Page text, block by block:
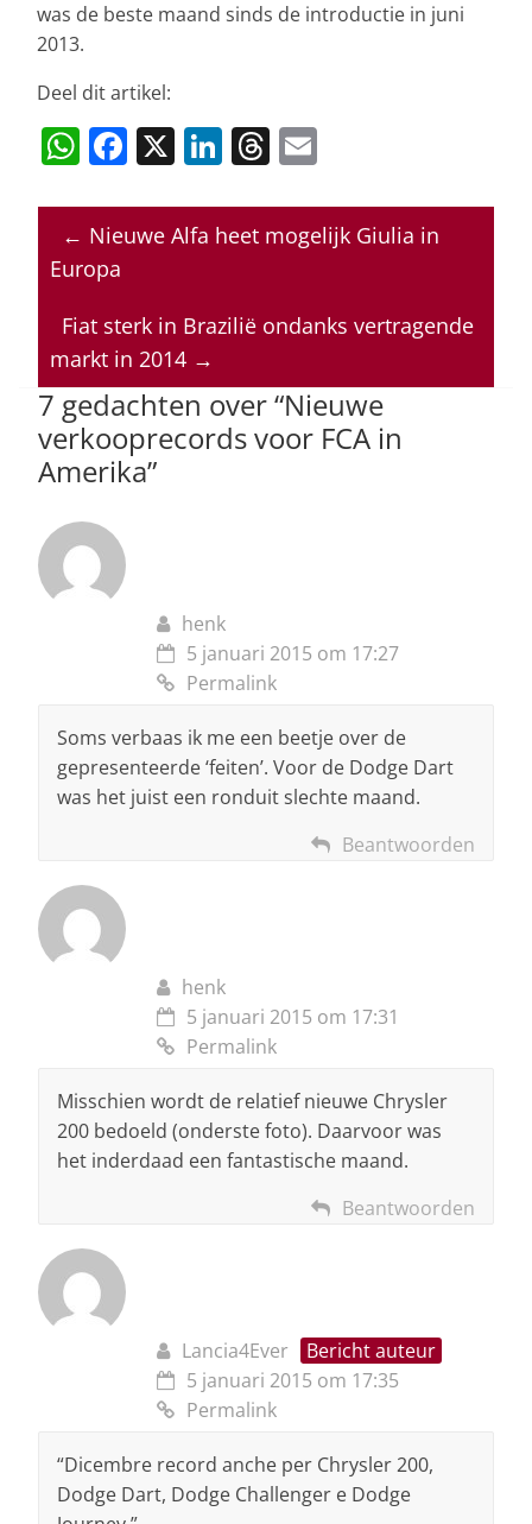
was de beste maand sinds de introductie in juni
2013.
Deel dit artikel:
W
at
s
A
p
p
F
c
e
o
o
k
X Li
k
e
n
T
re
a
s
ai
l
← Nieuwe Alfa heet mogelijk Giulia in
Europa
Fiat sterk in Brazilië ondanks vertragende
markt in 2014 →
7 gedachten over “Nieuwe
verkooprecords voor FCA in
Amerika”
henk
5 januari 2015 om 17:27
Permalink
Soms verbaas ik me een beetje over de
gepresenteerde ‘feiten’. Voor de Dodge Dart
was het juist een ronduit slechte maand.
Beantwoorden
henk
5 januari 2015 om 17:31
Permalink
Misschien wordt de relatief nieuwe Chrysler
200 bedoeld (onderste foto). Daarvoor was
het inderdaad een fantastische maand.
Beantwoorden
Lancia4Ever
Bericht auteur
5 januari 2015 om 17:35
Permalink
“Dicembre record anche per Chrysler 200,
Dodge Dart, Dodge Challenger e Dodge